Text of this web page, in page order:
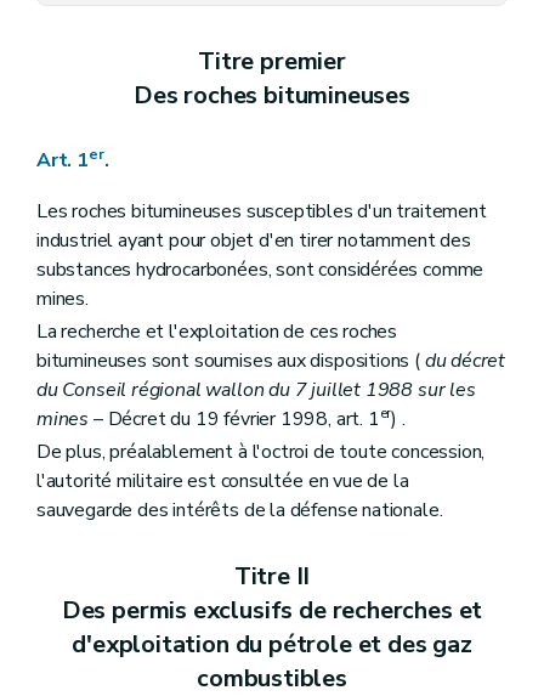
De la participation de la Région wallonne à l'exercice des droits conférés par le permis
Art. 17
Art. 18
Titre VIII
Art. 20
Art. 21
Titre IX Des expertises
Art. 22
Titre X
Art. 23
Titre premier
Des roches bitumineuses
Art. 1er.
Les roches bitumineuses susceptibles d'un traitement
industriel ayant pour objet d'en tirer notamment des
substances hydrocarbonées, sont considérées comme
mines.
La recherche et l'exploitation de ces roches
bitumineuses sont soumises aux dispositions (du décret
du Conseil régional wallon du 7 juillet 1988 sur les
mines – Décret du 19 février 1998, art. 1er) .
De plus, préalablement à l'octroi de toute concession,
l'autorité militaire est consultée en vue de la
sauvegarde des intérêts de la défense nationale.
Titre II
Des permis exclusifs de recherches et
d'exploitation du pétrole et des gaz
combustibles